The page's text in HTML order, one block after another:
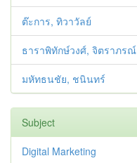
ต๊ะการ, ทิวาวัลย์
ธาราพิทักษ์วงศ์, จิตราภรณ์
มหัทธนชัย, ชนินทร์
Subject
Digital Marketing